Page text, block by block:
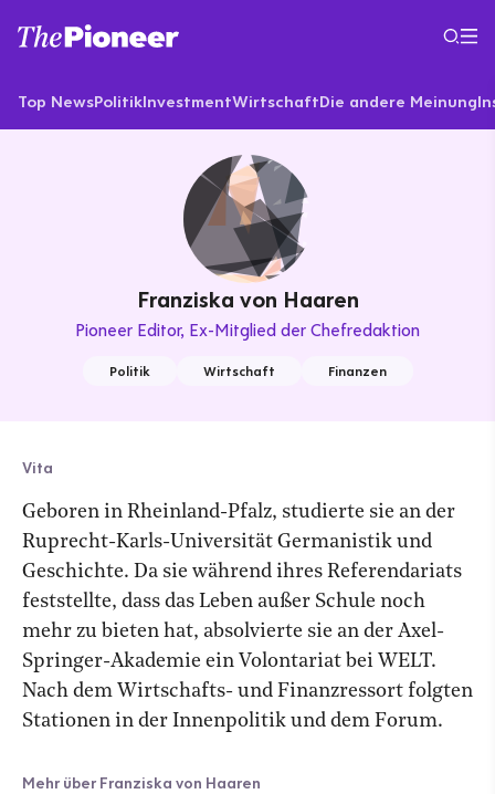
Top NewsPolitikInvestmentWirtschaftDie andere Meinung
Franziska von Haaren
Pioneer Editor Ex-Mitglied der Chefredaktion
Politik Wirtschaft Finanzen
Vita
Geboren in Rheinland-Pfalz, studierte sie an der
Ruprecht-Karls-Universität Germanistik und
Geschichte. Da sie während ihres Referendariats
feststellte, dass das Leben außer Schule noch
mehr zu bieten hat, absolvierte sie an der Axel-
Springer-Akademie ein Volontariat bei WELT.
Nach dem Wirtschafts- und Finanzressort folgten
Stationen in der Innenpolitik und dem Forum.
Mehr über Franziska von Haaren